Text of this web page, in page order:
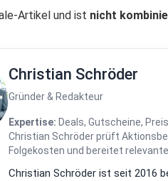
Artikel und ist nicht
Christian Schröder
Gründer & Redakteur
Expertise: Deals, Gutscheine,
Christian Schröder prüft
Folgekosten und bereitet
Christian Schröder ist seit 2016